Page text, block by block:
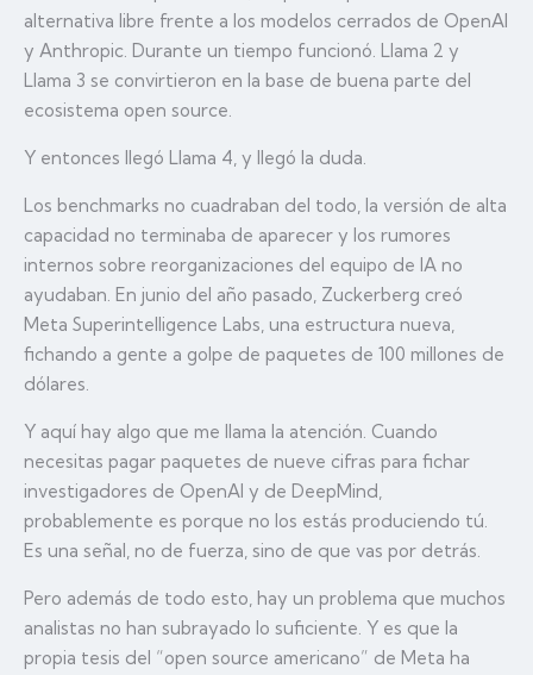
alternativa libre frente a los modelos cerrados de OpenAI
y Anthropic. Durante un tiempo funcionó. Llama 2 y
Llama 3 se convirtieron en la base de buena parte del
ecosistema open source.
Y entonces llegó Llama 4, y llegó la duda.
Los benchmarks no cuadraban del todo, la versión de alta
capacidad no terminaba de aparecer y los rumores
internos sobre reorganizaciones del equipo de IA no
ayudaban. En junio del año pasado, Zuckerberg creó
Meta Superintelligence Labs, una estructura nueva,
fichando a gente a golpe de paquetes de 100 millones de
dólares.
Y aquí hay algo que me llama la atención. Cuando
necesitas pagar paquetes de nueve cifras para fichar
investigadores de OpenAI y de DeepMind,
probablemente es porque no los estás produciendo tú.
Es una señal, no de fuerza, sino de que vas por detrás.
Pero además de todo esto, hay un problema que muchos
analistas no han subrayado lo suficiente. Y es que la
propia tesis del “open source americano” de Meta ha